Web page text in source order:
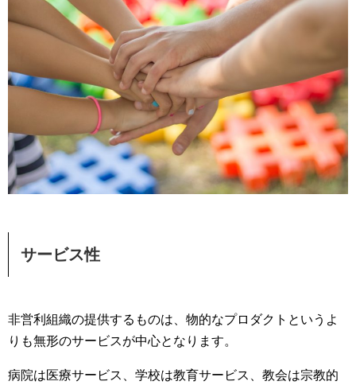
サービス性
非営利組織の提供するものは、物的なプロダクトというよ
りも無形のサービスが中心となります。
病院は医療サービス、学校は教育サービス、教会は宗教的